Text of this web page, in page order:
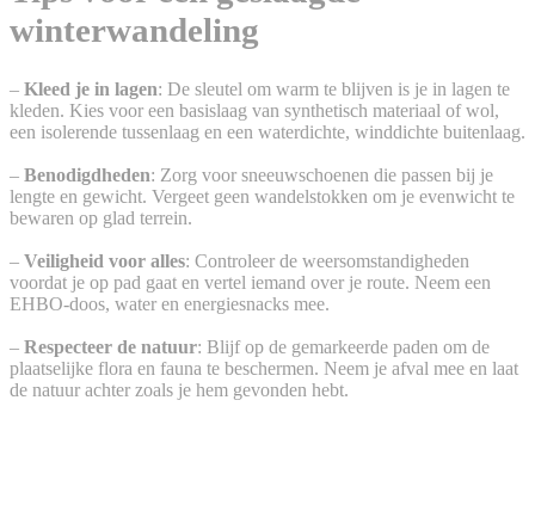
winterwandeling
– Kleed je in lagen: De sleutel om warm te blijven is je in lagen te
kleden. Kies voor een basislaag van synthetisch materiaal of wol,
een isolerende tussenlaag en een waterdichte, winddichte buitenlaag.
– Benodigdheden: Zorg voor sneeuwschoenen die passen bij je
lengte en gewicht. Vergeet geen wandelstokken om je evenwicht te
bewaren op glad terrein.
– Veiligheid voor alles: Controleer de weersomstandigheden
voordat je op pad gaat en vertel iemand over je route. Neem een
EHBO-doos, water en energiesnacks mee.
– Respecteer de natuur: Blijf op de gemarkeerde paden om de
plaatselijke flora en fauna te beschermen. Neem je afval mee en laat
de natuur achter zoals je hem gevonden hebt.